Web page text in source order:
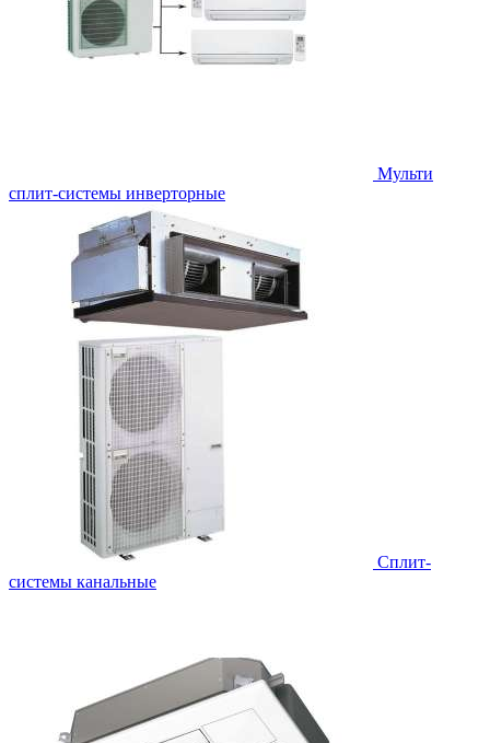
Мульти
сплит-системы инверторные
Сплит-
системы канальные